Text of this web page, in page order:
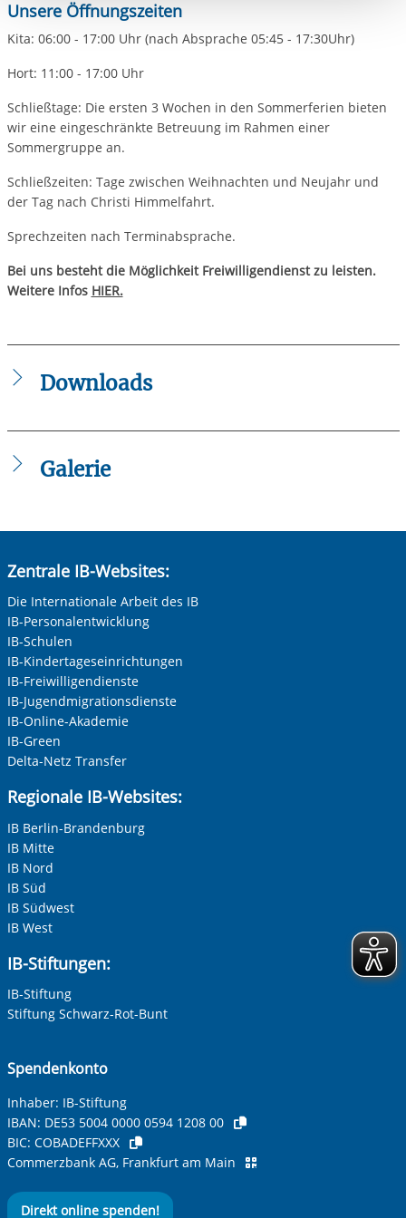
Einwilligung.
Unsere Öffnungszeiten
Kita: 06:00 - 17:00 Uhr (nach Absprache 05:45 - 17:30Uhr)
Hort: 11:00 - 17:00 Uhr
Schließtage: Die ersten 3 Wochen in den Sommerferien bieten
wir eine eingeschränkte Betreuung im Rahmen einer
Sommergruppe an.
Schließzeiten: Tage zwischen Weihnachten und Neujahr und
der Tag nach Christi Himmelfahrt.
Sprechzeiten nach Terminabsprache.
Bei uns besteht die Möglichkeit Freiwilligendienst zu leisten.
Weitere Infos HIER.
Downloads
Galerie
Vorherige Folie anzeigen
Zentrale IB-Websites:
Die Internationale Arbeit des IB
IB-Personalentwicklung
IB-Schulen
IB-Kindertageseinrichtungen
IB-Freiwilligendienste
IB-Jugendmigrationsdienste
IB-Online-Akademie
IB-Green
Delta-Netz Transfer
Regionale IB-Websites:
IB Berlin-Brandenburg
IB Mitte
IB Nord
IB Süd
IB Südwest
IB West
IB-Stiftungen:
IB-Stiftung
Stiftung Schwarz-Rot-Bunt
Spendenkonto
Inhaber: IB-Stiftung
IBAN: DE53 5004 0000 0594 1208 00
BIC: COBADEFFXXX
Commerzbank AG, Frankfurt am Main
Direkt online spenden!